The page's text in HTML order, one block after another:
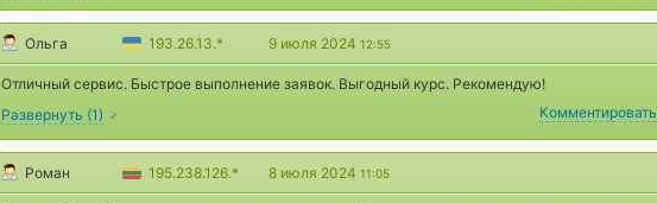
Ольга 193.26.13.* 9 июля 2024 12:55
Отличный сервис. Быстрое выполнение заявок. Выгодный курс. Рекомендую!
Развернуть (1) Комментировать
Роман 195.238.126.* 8 июля 2024 11:05